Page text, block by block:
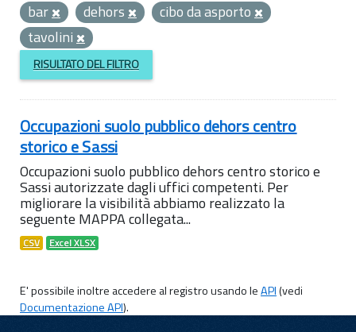
bar
dehors
cibo da asporto
tavolini
RISULTATO DEL FILTRO
Occupazioni suolo pubblico dehors centro
storico e Sassi
Occupazioni suolo pubblico dehors centro storico e
Sassi autorizzate dagli uffici competenti. Per
migliorare la visibilità abbiamo realizzato la
seguente MAPPA collegata...
CSV Excel XLSX
E' possibile inoltre accedere al registro usando leAPI(vedi
Documentazione API).